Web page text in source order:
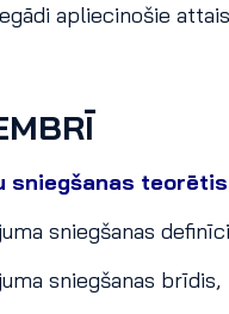
apliecinošie
sniegšanas
sniegšanas
sniegšanas brīdis,